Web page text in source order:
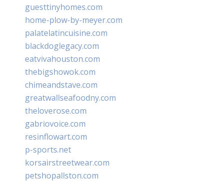
guesttinyhomes.com
home-plow-by-meyer.com
palatelatincuisine.com
blackdoglegacy.com
eatvivahouston.com
thebigshowok.com
chimeandstave.com
greatwallseafoodny.com
theloverose.com
gabriovoice.com
resinflowart.com
p-sports.net
korsairstreetwear.com
petshopallston.com